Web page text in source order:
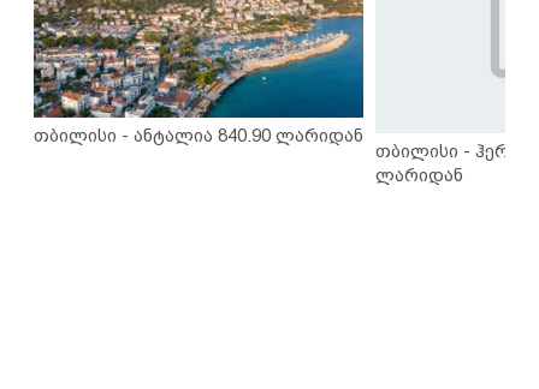
თბილისი - ანტალია 840.90 ლარიდან
თბილისი -
ლარიდან